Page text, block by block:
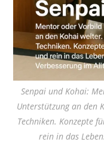
Senpai und Kohai:
Unterstützung an den
Techniken. Konzepte
rein in das